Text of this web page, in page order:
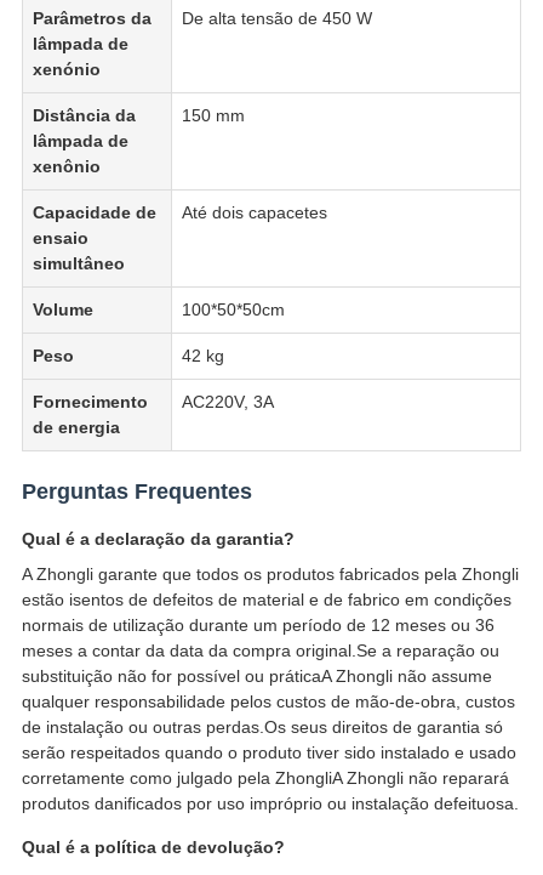
Parâmetros da
lâmpada de
xenónio
De alta tensão de 450 W
Distância da
lâmpada de
xenônio
150 mm
Capacidade de
ensaio
simultâneo
Até dois capacetes
Volume 100*50*50cm
Peso 42 kg
Fornecimento
de energia
AC220V, 3A
Perguntas Frequentes
Qual é a declaração da garantia?
A Zhongli garante que todos os produtos fabricados pela Zhongli
estão isentos de defeitos de material e de fabrico em condições
normais de utilização durante um período de 12 meses ou 36
meses a contar da data da compra original.Se a reparação ou
substituição não for possível ou práticaA Zhongli não assume
qualquer responsabilidade pelos custos de mão-de-obra, custos
de instalação ou outras perdas.Os seus direitos de garantia só
serão respeitados quando o produto tiver sido instalado e usado
corretamente como julgado pela ZhongliA Zhongli não reparará
produtos danificados por uso impróprio ou instalação defeituosa.
Qual é a política de devolução?